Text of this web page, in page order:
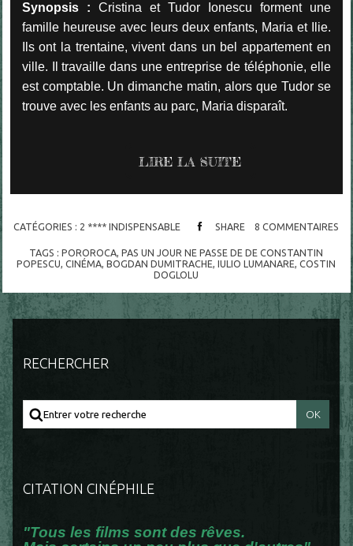
Synopsis : Cristina et Tudor Ionescu forment une
famille heureuse avec leurs deux enfants, Maria et Ilie.
Ils ont la trentaine, vivent dans un bel appartement en
ville. Il travaille dans une entreprise de téléphonie, elle
est comptable. Un dimanche matin, alors que Tudor se
trouve avec les enfants au parc, Maria disparaît.
LIRE LA SUITE
CATÉGORIES : 2 **** INDISPENSABLE SHARE 8 COMMENTAIRES
TAGS :POROROCA ,PAS UN JOUR NE PASSE DE DE CONSTANTIN
POPESCU ,CINÉMA ,BOGDAN DUMITRACHE ,IULIO LUMANARE ,COSTIN
DOGLOLU
RECHERCHER
CITATION CINÉPHILE
"Tous les films sont des rêves.